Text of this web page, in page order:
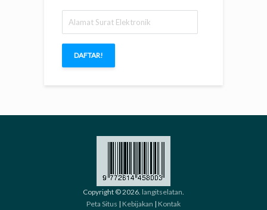
Surat
Elektronik
DAFTAR!
Copyright © 2026. langitselatan.
Peta Situs | Kebijakan | Kontak